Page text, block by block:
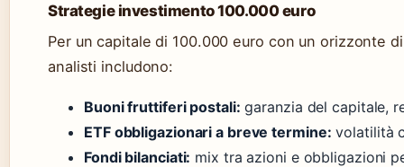
Strategie investimento 100.000 euro
Per un capitale di 100.000 euro con un orizzonte
analisti includono:
Buoni fruttiferi postali: garanzia del capitale,
ETF obbligazionari a breve termine: volatilità
Fondi bilanciati: mix tra azioni e obbligazioni